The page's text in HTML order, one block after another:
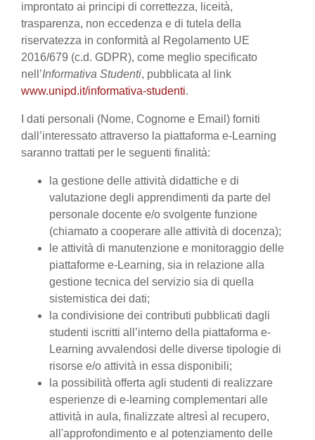
improntato ai principi di correttezza, liceità,
trasparenza, non eccedenza e di tutela della
riservatezza in conformità al Regolamento UE
2016/679 (c.d. GDPR), come meglio specificato
nell’Informativa Studenti, pubblicata al link
www.unipd.it/informativa-studenti.
I dati personali (Nome, Cognome e Email) forniti
dall’interessato attraverso la piattaforma e-Learning
saranno trattati per le seguenti finalità:
la gestione delle attività didattiche e di
valutazione degli apprendimenti da parte del
personale docente e/o svolgente funzione
(chiamato a cooperare alle attività di docenza);
le attività di manutenzione e monitoraggio delle
piattaforme e-Learning, sia in relazione alla
gestione tecnica del servizio sia di quella
sistemistica dei dati;
la condivisione dei contributi pubblicati dagli
studenti iscritti all’interno della piattaforma e-
Learning avvalendosi delle diverse tipologie di
risorse e/o attività in essa disponibili;
la possibilità offerta agli studenti di realizzare
esperienze di e-learning complementari alle
attività in aula, finalizzate altresì al recupero,
all'approfondimento e al potenziamento delle